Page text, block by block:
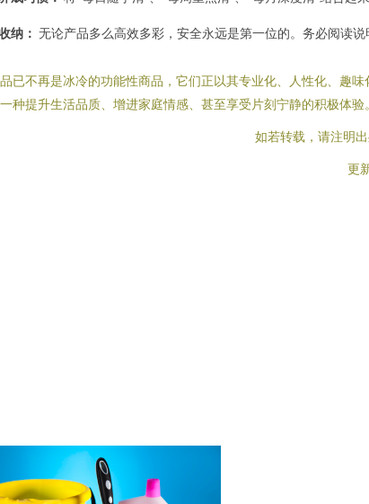
纳： 无论产品多么高效多彩，安全永远是第一位的。务必阅读
已不再是冰冷的功能性商品，它们正以其专业化、人性化、趣
种提升生活品质、增进家庭情感、甚至享受片刻宁静的积极体
如若转载，请注明
更